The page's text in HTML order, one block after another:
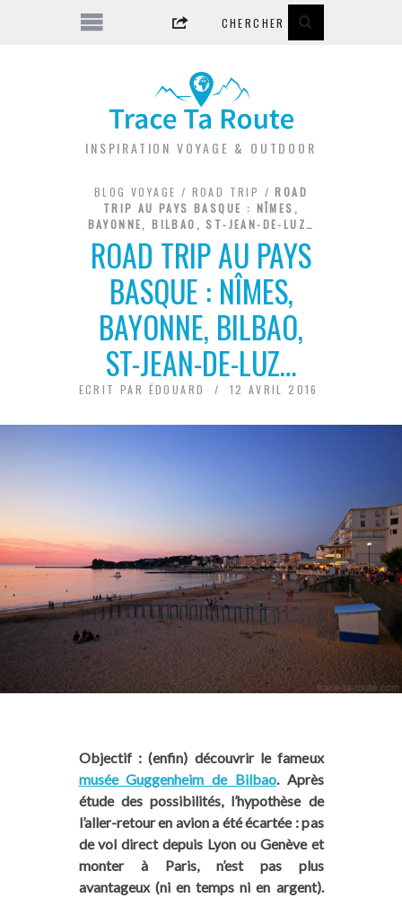
INSPIRATION VOYAGE & OUTDOOR
BLOG VOYAGE / ROAD TRIP /ROAD
TRIP AU PAYS BASQUE : NÎMES,
BAYONNE, BILBAO, ST-JEAN-DE-LUZ…
ROAD TRIP AU PAYS
BASQUE : NÎMES,
BAYONNE, BILBAO,
ST-JEAN-DE-LUZ…
ECRIT PAR ÉDOUARD 12 AVRIL 2016
Objectif : (enfin) découvrir le fameux
musée Guggenheim de Bilbao. Après
étude des possibilités, l’hypothèse de
l’aller-retour en avion a été écartée : pas
de vol direct depuis Lyon ou Genève et
monter à Paris, n’est pas plus
avantageux (ni en temps ni en argent).